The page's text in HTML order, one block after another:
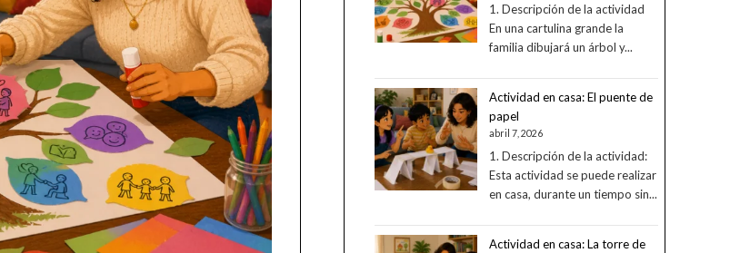
1. Descripción de la actividad
En una cartulina grande la
familia dibujará un árbol y...
Actividad en casa: El puente de
papel
abril 7, 2026
1. Descripción de la actividad:
Esta actividad se puede realizar
en casa, durante un tiempo sin...
Actividad en casa: La torre de